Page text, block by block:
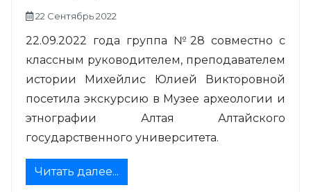
22 Сентябрь 2022
22.09.2022 года группа №28 совместно с
классным руководителем, преподавателем
истории Михейлис Юлией Викторовной
посетила экскурсию в Музее археологии и
этнографии Алтая Алтайского
государственного университета.
Читать далее...